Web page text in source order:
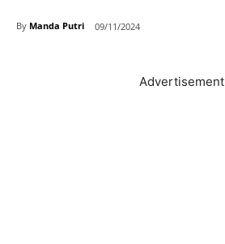
By Manda Putri 09/11/2024
Advertisement